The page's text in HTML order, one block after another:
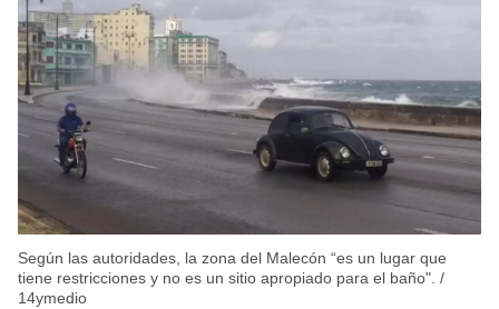
Según las autoridades, la zona del Malecón “es un lugar que
tiene restricciones y no es un sitio apropiado para el baño". /
14ymedio